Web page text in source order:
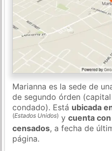
Marianna es la sede de
de segundo órden
condado). Está ubicada
(Estados Unidos) ycuenta
censados, a fecha de
página.